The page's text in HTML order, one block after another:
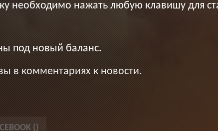
необходимо нажать любую клавишу для
под новый баланс.
в комментариях к новости.
()